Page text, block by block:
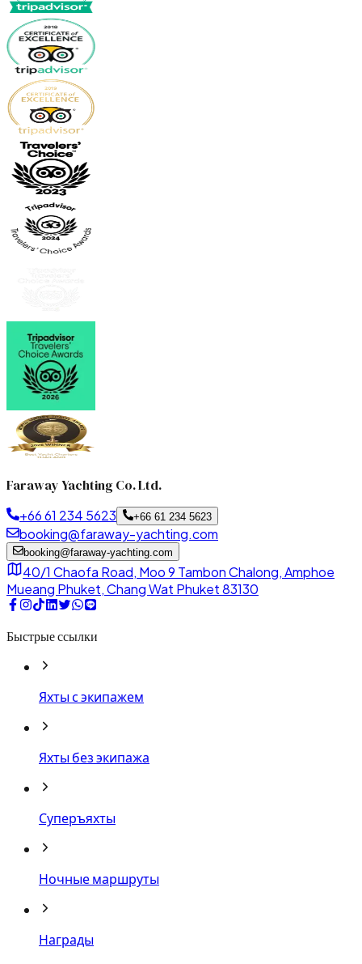
Faraway Yachting Co. Ltd.
+66 61 234 5623 +66 61 234 5623
booking@faraway-yachting.com
booking@faraway-yachting.com
40/1 Chaofa Road, Moo 9 Tambon Chalong, Amphoe
Mueang Phuket, Chang Wat Phuket 83130
Быстрые ссылки
Яхты с экипажем
Яхты без экипажа
Суперъяхты
Ночные маршруты
Награды